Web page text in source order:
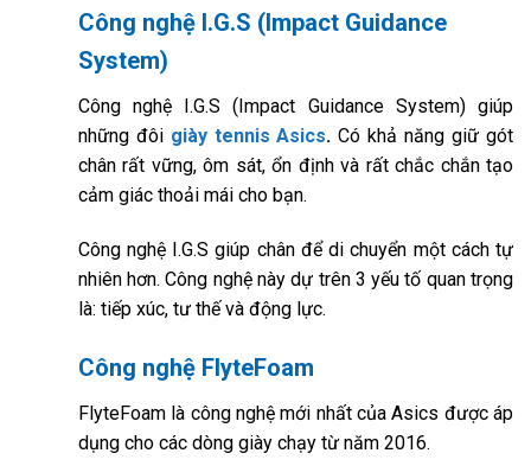
Công nghệ I.G.S (Impact Guidance
System)
Công nghệ I.G.S (Impact Guidance System) giúp
những đôi giày tennis Asics. Có khả năng giữ gót
chân rất vững, ôm sát, ổn định và rất chắc chắn tạo
cảm giác thoải mái cho bạn.
Công nghệ I.G.S giúp chân để di chuyển một cách tự
nhiên hơn. Công nghệ này dự trên 3 yếu tố quan trọng
là: tiếp xúc, tư thế và động lực.
Công nghệ FlyteFoam
FlyteFoam là công nghệ mới nhất của Asics được áp
dụng cho các dòng giày chạy từ năm 2016.